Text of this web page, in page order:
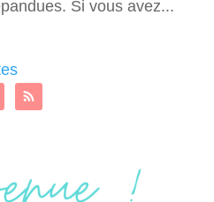
Si vous avez...